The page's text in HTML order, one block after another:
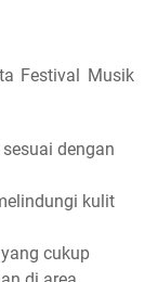
Festival Musik
dengan
kulit
cukup